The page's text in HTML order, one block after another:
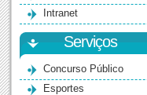
Intranet
Serviços
Concurso Público
Esportes